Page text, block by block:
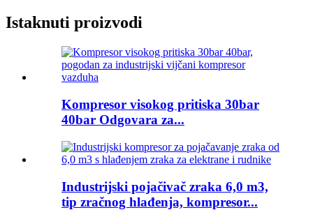
Istaknuti proizvodi
Kompresor visokog pritiska 30bar
40bar Odgovara za...
Industrijski pojačivač zraka 6,0 m3,
tip zračnog hlađenja, kompresor...